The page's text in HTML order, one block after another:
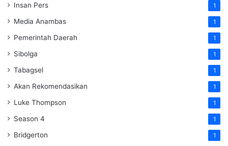
Insan Pers 1
Media Anambas 1
Pemerintah Daerah 1
Sibolga 1
Tabagsel 1
Akan Rekomendasikan 1
Luke Thompson 1
Season 4 1
Bridgerton 1